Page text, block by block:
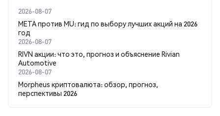
2026-08-07
META против MU: гид по выбору лучших акций на 2026
год
2026-08-07
RIVN акции: что это, прогноз и объяснение Rivian
Automotive
2026-08-07
Morpheus криптовалюта: обзор, прогноз,
перспективы 2026